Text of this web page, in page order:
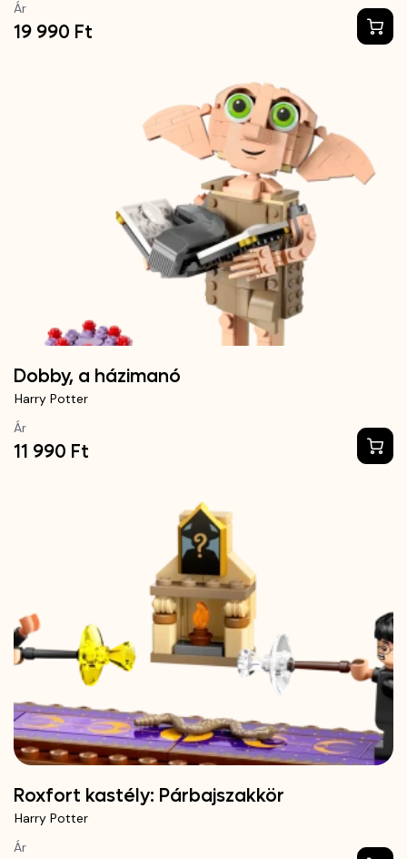
Ár
19 990 Ft
Dobby, a házimanó
Harry Potter
Ár
11 990 Ft
Roxfort kastély: Párbajszakkör
Harry Potter
Ár